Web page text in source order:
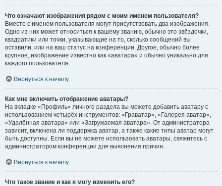
Что означают изображения рядом с моим именем пользователя?
Вместе с именем пользователя могут присутствовать два изображения.
Одно из них может относиться к вашему званию, обычно это звёздочки,
квадратики или точки, указывающие на то, сколько сообщений вы
оставили, или на ваш статус на конференции. Другое, обычно более
крупное, изображение известно как «аватара» и обычно уникально для
каждого пользователя.
Вернуться к началу
Как мне включить отображение аватары?
На вкладке «Профиль» личного раздела вы можете добавить аватару с
использованием четырёх инструментов: «Граватар», «Галерея аватар»,
«Удалённая аватара» или «Загружаемая аватара». От администратора
зависит, включена ли поддержка аватар, а также какие типы аватар могут
быть доступны. Если вы не можете использовать аватары, свяжитесь с
администратором конференции для выяснения причин.
Вернуться к началу
Что такое звание и как я могу изменить его?